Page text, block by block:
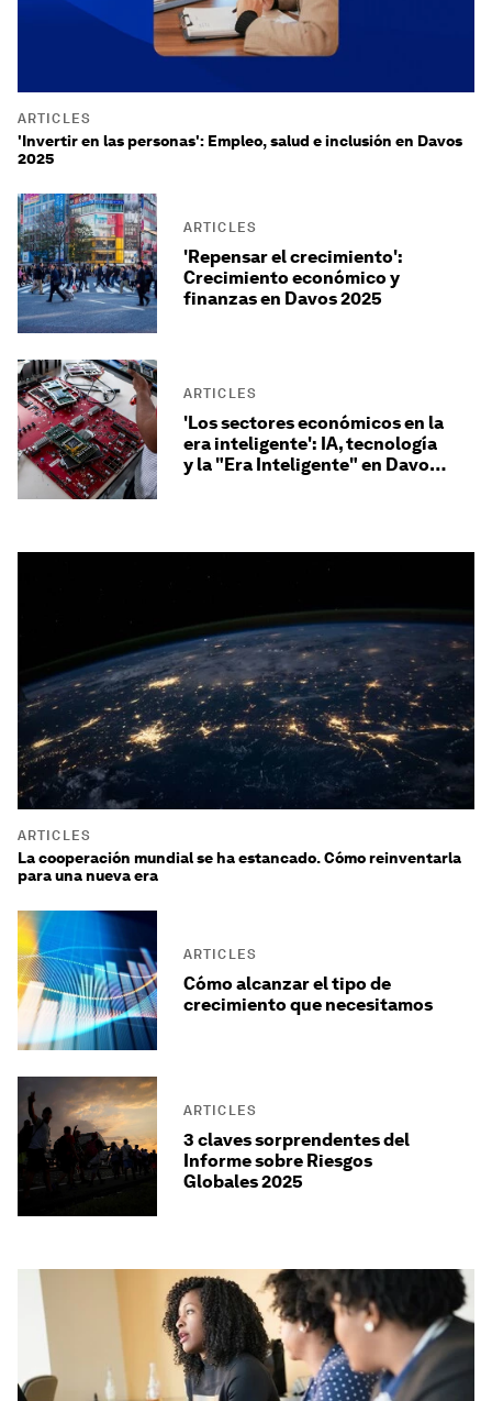
ARTICLES
'Invertir en las personas': Empleo, salud e inclusión en Davos
2025
ARTICLES
'Repensar el crecimiento':
Crecimiento económico y
finanzas en Davos 2025
ARTICLES
'Los sectores económicos en la
era inteligente': IA, tecnología
y la "Era Inteligente" en Davos
ARTICLES
La cooperación mundial se ha estancado. Cómo reinventarla
para una nueva era
ARTICLES
Cómo alcanzar el tipo de
crecimiento que necesitamos
ARTICLES
3 claves sorprendentes del
Informe sobre Riesgos
Globales 2025